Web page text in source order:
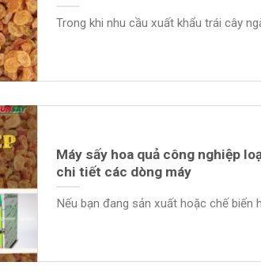
Trong khi nhu cầu xuất khẩu trái cây
Máy sấy hoa quả công nghiệp
chi tiết các dòng máy
Nếu bạn đang sản xuất hoặc chế biến